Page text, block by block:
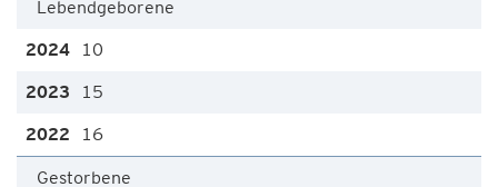
Lebendgeborene
10
15
16
Gestorbene